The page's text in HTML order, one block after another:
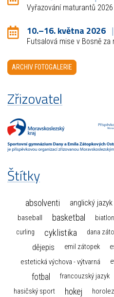
Vyřazování maturantů 2026
10.–16. května 2026
Futsalová mise v Bosně za
ARCHIV FOTOGALERIE
Zřizovatel
Štítky
absolventi anglický jazyk
baseball basketbal biatlon
curling cyklistika dana
dějepis emil zátopek
estetická výchova - výtvarná
fotbal francouzský jazyk
hasičský sport hokej